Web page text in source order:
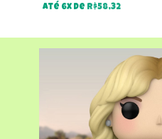
Até 6x de R$58,32